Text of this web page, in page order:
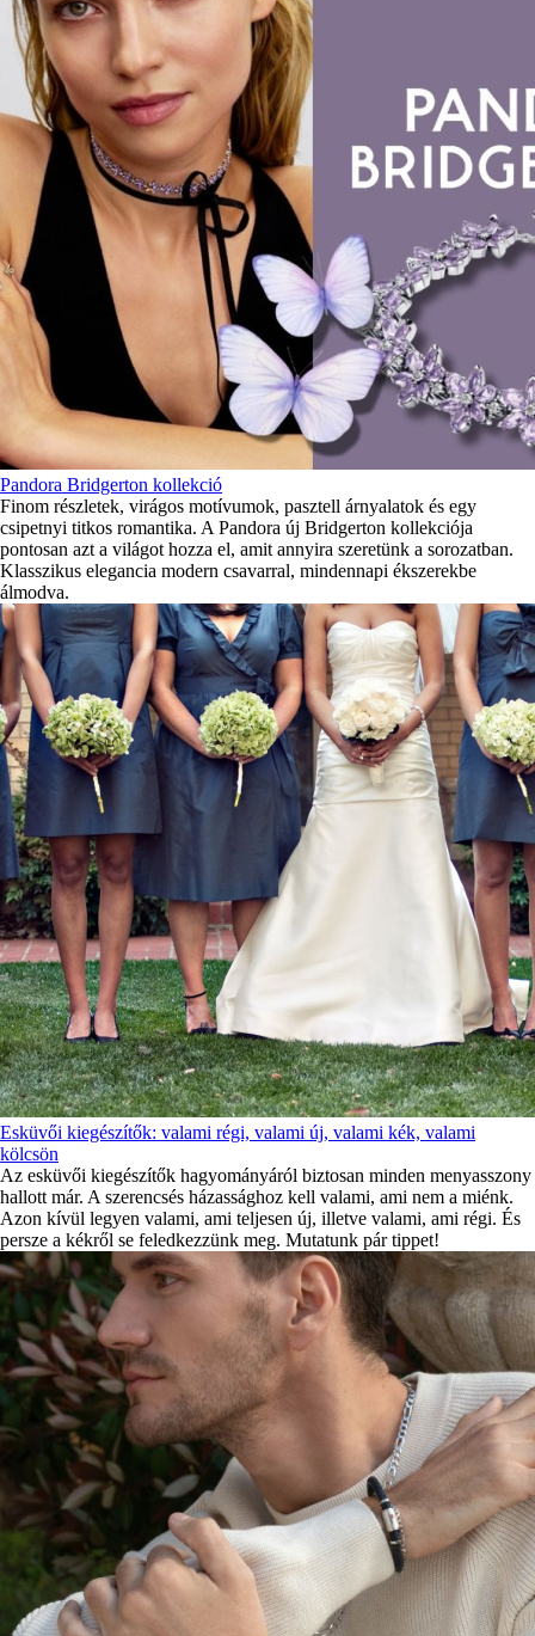
Pandora Bridgerton kollekció
Finom részletek, virágos motívumok, pasztell árnyalatok és egy
csipetnyi titkos romantika. A Pandora új Bridgerton kollekciója
pontosan azt a világot hozza el, amit annyira szeretünk a sorozatban.
Klasszikus elegancia modern csavarral, mindennapi ékszerekbe
álmodva.
Esküvői kiegészítők: valami régi, valami új, valami kék, valami
kölcsön
Az esküvői kiegészítők hagyományáról biztosan minden menyasszony
hallott már. A szerencsés házassághoz kell valami, ami nem a miénk.
Azon kívül legyen valami, ami teljesen új, illetve valami, ami régi. És
persze a kékről se feledkezzünk meg. Mutatunk pár tippet!